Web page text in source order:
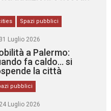
Spazi pubblici
31 Luglio 2026
a Palermo:
fa caldo… si
la città
pubblici
24 Luglio 2026